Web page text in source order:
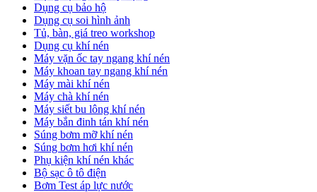
Dụng cụ bảo hộ
Dụng cụ soi hình ảnh
Tủ, bàn, giá treo workshop
Dụng cụ khí nén
Máy vặn ốc tay ngang khí nén
Máy khoan tay ngang khí nén
Máy mài khí nén
Máy chà khí nén
Máy siết bu lông khí nén
Máy bắn đinh tán khí nén
Súng bơm mỡ khí nén
Súng bơm hơi khí nén
Phụ kiện khí nén khác
Bộ sạc ô tô điện
Bơm Test áp lực nước